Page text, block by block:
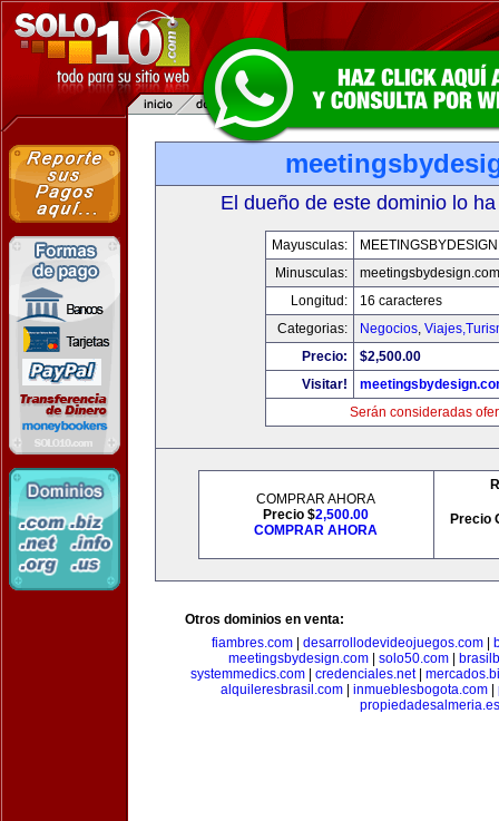
El dueño de este dominio lo
Mayusculas:
Minusculas:
meetingsbydesign.com
Longitud:
16 caracteres
Categorias:
Negocios,
Precio:
$2,500.00
Visitar!
Serán consideradas
COMPRAR AHORA
Precio $2,500.00
COMPRAR AHORA
Precio
Otros dominios en venta:
fiambres.com| desarrollodevideojuegos.com|
meetingsbydesign.com
solo50.com
systemmedics.com| credenciales.net|
alquileresbrasil.com| inmueblesbogota.com|
propiedadesalmeria.es